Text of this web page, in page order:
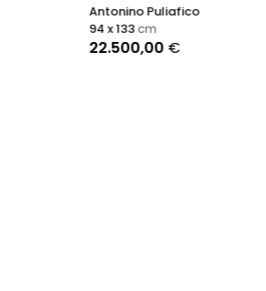
Antonino Puliafico
22.500,00 €
94 x 133cm